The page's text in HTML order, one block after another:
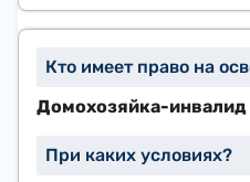
Домохозяйка-инвалид